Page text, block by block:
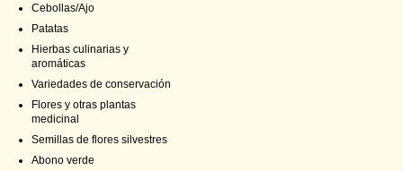
Cebollas/Ajo
Patatas
Hierbas culinarias y
aromáticas
Variedades de conservación
Flores y otras plantas
medicinal
Semillas de flores silvestres
Abono verde